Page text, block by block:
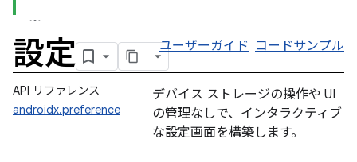
設定 ユーザーガイド コードサンプル
API リファレンス
androidx.preference
デバイス ストレージの操作や UI
の管理なしで、インタラクティブ
な設定画面を構築します。